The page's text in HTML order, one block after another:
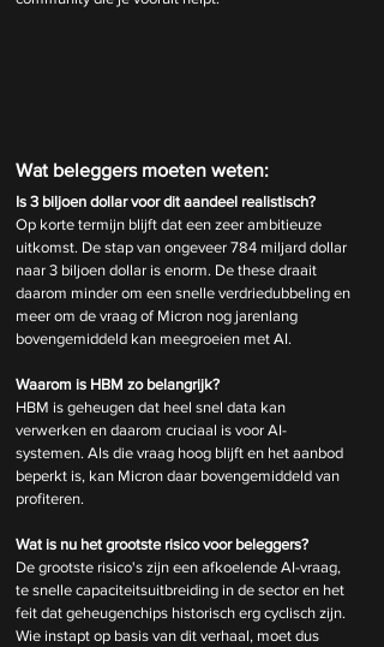
Wat beleggers moeten weten:
Is 3 biljoen dollar voor dit aandeel realistisch?
Op korte termijn blijft dat een zeer ambitieuze
uitkomst. De stap van ongeveer 784 miljard dollar
naar 3 biljoen dollar is enorm. De these draait
daarom minder om een snelle verdriedubbeling en
meer om de vraag of Micron nog jarenlang
bovengemiddeld kan meegroeien met AI.
Waarom is HBM zo belangrijk?
HBM is geheugen dat heel snel data kan
verwerken en daarom cruciaal is voor AI-
systemen. Als die vraag hoog blijft en het aanbod
beperkt is, kan Micron daar bovengemiddeld van
profiteren.
Wat is nu het grootste risico voor beleggers?
De grootste risico's zijn een afkoelende AI-vraag,
te snelle capaciteitsuitbreiding in de sector en het
feit dat geheugenchips historisch erg cyclisch zijn.
Wie instapt op basis van dit verhaal, moet dus